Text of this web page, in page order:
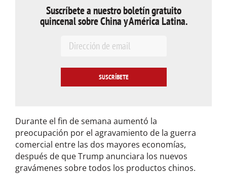
Suscríbete a nuestro boletín gratuito
quincenal sobre China y América Latina.
Durante el fin de semana aumentó la
preocupación por el agravamiento de la guerra
comercial entre las dos mayores economías,
después de que Trump anunciara los nuevos
gravámenes sobre todos los productos chinos.